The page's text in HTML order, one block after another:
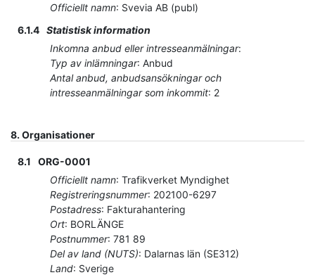
Officiellt namn: Svevia AB (publ)
6.1.4 Statistisk information
Inkomna anbud eller intresseanmälningar:
Typ av inlämningar: Anbud
Antal anbud, anbudsansökningar och
intresseanmälningar som inkommit: 2
8. Organisationer
8.1
ORG-0001
Officiellt namn: Trafikverket Myndighet
Registreringsnummer: 202100-6297
Postadress: Fakturahantering
Ort: BORLÄNGE
Postnummer: 781 89
Del av land (NUTS): Dalarnas län (SE312)
Land: Sverige